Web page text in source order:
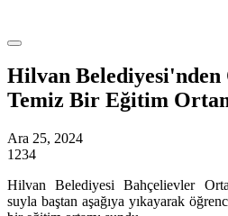
Hilvan Belediyesi'nden
Temiz Bir Eğitim
Ara 25, 2024
1234
Hilvan Belediyesi Bahçelievler
suyla baştan aşağıya yıkayarak